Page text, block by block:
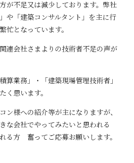
が不足又は減少しております。弊社
や「建築コンサルタント」を主に行
忙となっています。
連会社さまよりの技術者不足の声が
算業務」・「建築現場管理技術者」
く思います。
ン様への紹介等が主になりますが、
な会社でやってみたいと思われる
る方 奮ってご応募お願いします。